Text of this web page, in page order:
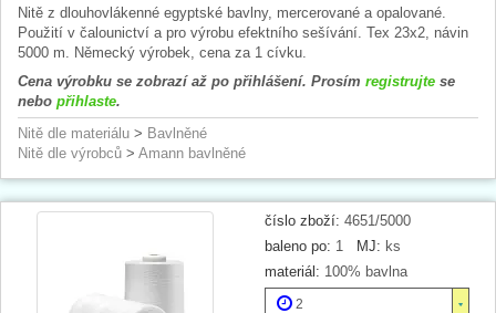
Nitě z dlouhovlákenné egyptské bavlny, mercerované a opalované.
Použití v čalounictví a pro výrobu efektního sešívání. Tex 23x2, návin
5000 m. Německý výrobek, cena za 1 cívku.
Cena výrobku se zobrazí až po přihlášení. Prosím registrujte se
nebo přihlaste.
Nitě dle materiálu > Bavlněné
Nitě dle výrobců > Amann bavlněné
číslo zboží: 4651/5000
baleno po: 1 MJ: ks
materiál: 100% bavlna
2